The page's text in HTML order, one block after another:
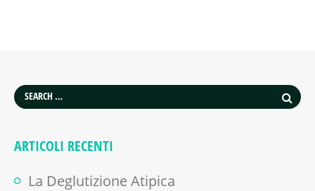
ARTICOLI RECENTI
La Deglutizione Atipica